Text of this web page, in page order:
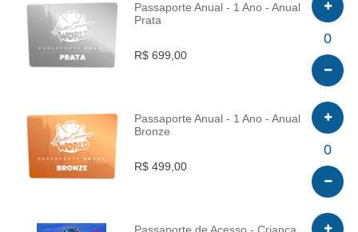
INFO
Passaporte Anual - 1 Ano - Anual
Prata
R$ 699,00
0
INFO
Passaporte Anual - 1 Ano - Anual
Bronze
R$ 499,00
0